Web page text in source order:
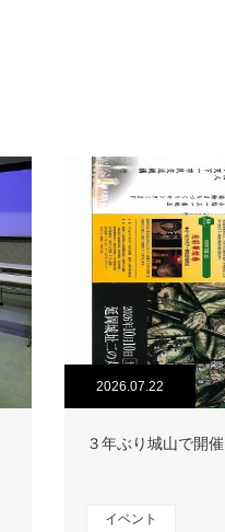
2026.07.22
３年ぶり城山で開
イベント